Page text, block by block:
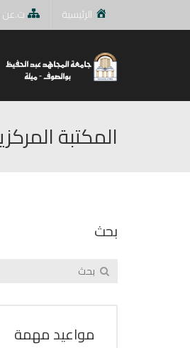
الرئيسية ت.عن
المكتبة المركزية
بحث
مواعيد مهمة